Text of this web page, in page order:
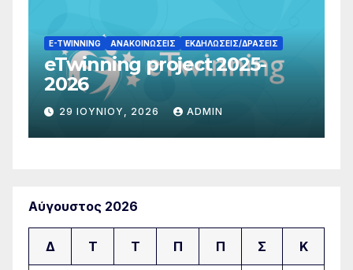
ΔΡΆΣΕΙΣ
ΑΝΑΚΟΙΝΏΣΕΙΣ ΕΚΔΗΛΏΣΕΙΣ/ΔΡΆΣΕΙΣ
Ένα παιδί μετράει τ’ άστρα
11 ΙΟΥΝΊΟΥ, 2026
Αύγουστος 2026
Δ Τ Τ Π Π Σ Κ